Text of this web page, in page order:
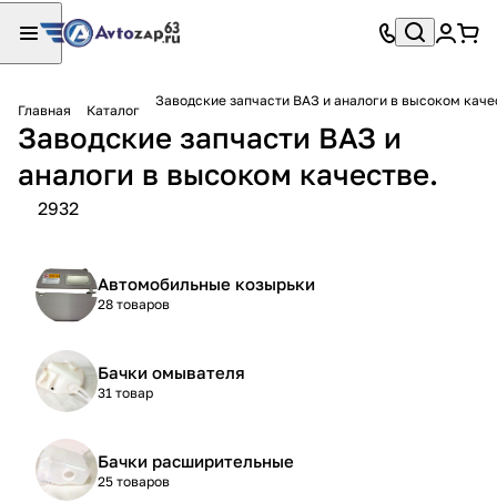
Главная Каталог
Заводские запчасти ВАЗ и аналоги в высоком
Заводские запчасти ВАЗ и
аналоги в высоком качестве.
2932
Автомобильные козырьки
28 товаров
Бачки омывателя
31 товар
Бачки расширительные
25 товаров